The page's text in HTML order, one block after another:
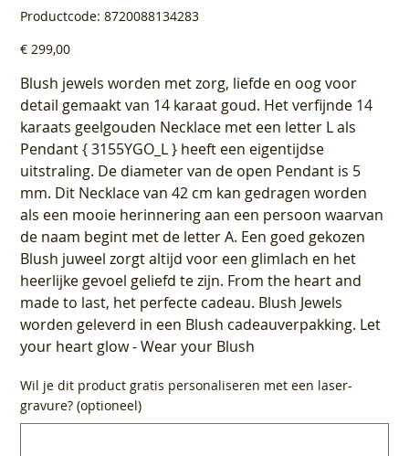
Productcode: Productcode
8720088134283
8720088134283
Prijs
€ 299,00
Blush jewels worden met zorg, liefde en oog voor
detail gemaakt van 14 karaat goud. Het verfijnde 14
karaats geelgouden Necklace met een letter L als
Pendant { 3155YGO_L } heeft een eigentijdse
uitstraling. De diameter van de open Pendant is 5
mm. Dit Necklace van 42 cm kan gedragen worden
als een mooie herinnering aan een persoon waarvan
de naam begint met de letter A. Een goed gekozen
Blush juweel zorgt altijd voor een glimlach en het
heerlijke gevoel geliefd te zijn. From the heart and
made to last, het perfecte cadeau. Blush Jewels
worden geleverd in een Blush cadeauverpakking. Let
your heart glow - Wear your Blush
Wil je dit product gratis personaliseren met een laser-
gravure? (optioneel)